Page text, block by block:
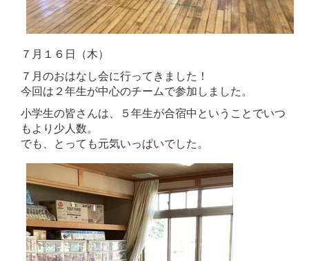
７月１６日（木）
７月のおはなし会に行ってきました！
今回は２年生が中心のチームで参加しました。
小学生の皆さんは、５年生が合宿中ということでいつ
もより少人数。
でも、とっても元気いっぱいでした。